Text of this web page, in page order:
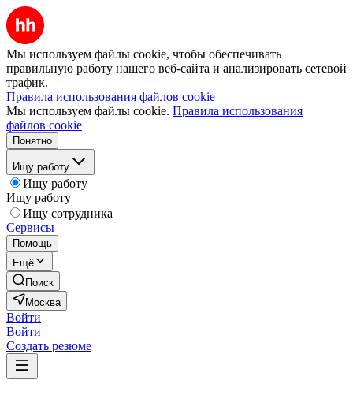
Мы используем файлы cookie, чтобы обеспечивать
правильную работу нашего веб-сайта и анализировать сетевой
трафик.
Правила использования файлов cookie
Мы используем файлы cookie. Правила использования
файлов cookie
Понятно
Ищу работу
Ищу работу
Ищу работу
Ищу сотрудника
Сервисы
Помощь
Ещё
Поиск
Москва
Войти
Войти
Создать резюме